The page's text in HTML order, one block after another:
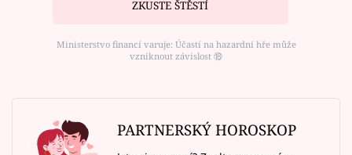
ZKUSTE ŠTĚSTÍ
Ministerstvo financí varuje: Účastí na hazardní hře může
vzniknout závislost ⑱
PARTNERSKÝ HOROSKOP